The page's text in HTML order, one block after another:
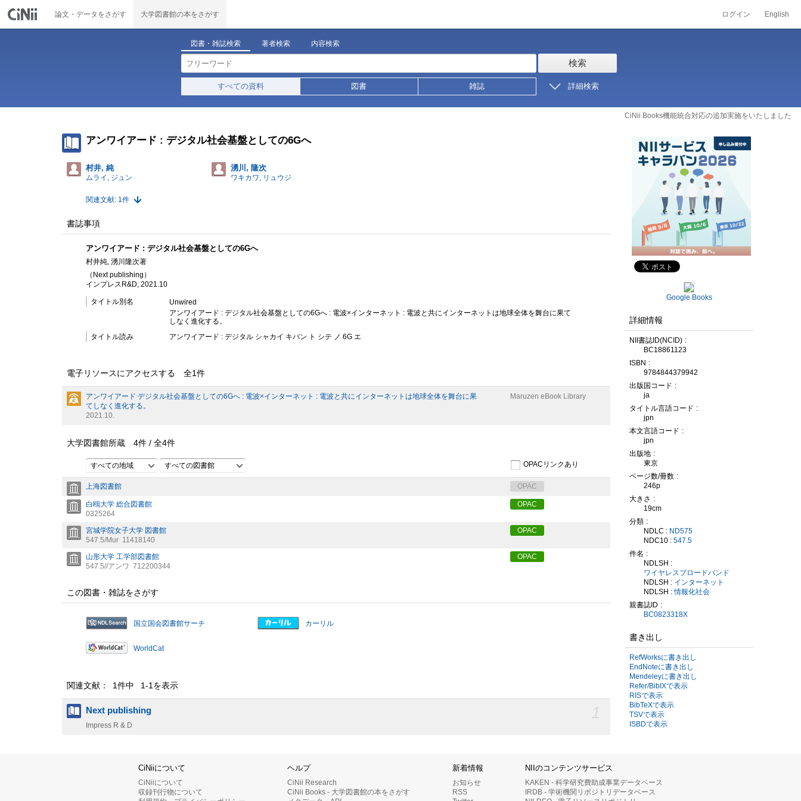
論文・データをさがす 大学図書館の本をさがす ログイン English
図書・雑誌検索 著者検索 内容検索
検索
すべての資料 図書 雑誌 詳細検索
CiNii Books機能統合対応の追加実施をいたしました
アンワイアード : デジタル社会基盤としての6Gへ
村井, 純
ムライ, ジュン
湧川, 隆次
ワキカワ, リュウジ
関連文献: 1件
書誌事項
アンワイアード : デジタル社会基盤としての6Gへ
村井純, 湧川隆次著
（Next publishing）
インプレスR&D, 2021.10
タイトル別名
Unwired
アンワイアード : デジタル社会基盤としての6Gへ : 電波×インターネット : 電波と共にインターネットは地球全体を舞台に果て
しなく進化する。
タイトル読み
アンワイアード : デジタル シャカイ キバン ト シテ ノ 6G エ
電子リソースにアクセスする 全1件
アンワイアード デジタル社会基盤としての6Gへ : 電波×インターネット : 電波と共にインターネットは地球全体を舞台に果
てしなく進化する。
2021.10.
Maruzen eBook Library
大学図書館所蔵 4件 / 全4件
すべての地域 すべての図書館 OPACリンクあり
上海図書館 OPAC
白鴎大学 総合図書館
0325264
OPAC
宮城学院女子大学 図書館
547.5/Mur 11418140
OPAC
山形大学 工学部図書館
547.5//アンワ 712200344
OPAC
この図書・雑誌をさがす
国立国会図書館サーチ カーリル
WorldCat
関連文献： 1件中 1-1を表示
Next publishing
Impress R & D
Google Books
詳細情報
NII書誌ID(NCID)
BC18861123
ISBN
9784844379942
出版国コード
ja
タイトル言語コード
jpn
本文言語コード
jpn
出版地
東京
ページ数/冊数
246p
大きさ
19cm
分類
NDLC : ND575
NDC10 : 547.5
件名
NDLSH :
ワイヤレスブロードバンド
NDLSH : インターネット
NDLSH :情報化社会
親書誌ID
BC0823318X
書き出し
RefWorksに書き出し
EndNoteに書き出し
Mendeleyに書き出し
Refer/BibIXで表示
RISで表示
BibTeXで表示
TSVで表示
ISBDで表示
CiNiiについて
CiNiiについて
収録刊行物について
ヘルプ
CiNii Research
CiNii Books - 大学図書館の本をさがす
新着情報
お知らせ
RSS
NIIのコンテンツサービス
KAKEN - 科学研究費助成事業データベース
IRDB - 学術機関リポジトリデータベース